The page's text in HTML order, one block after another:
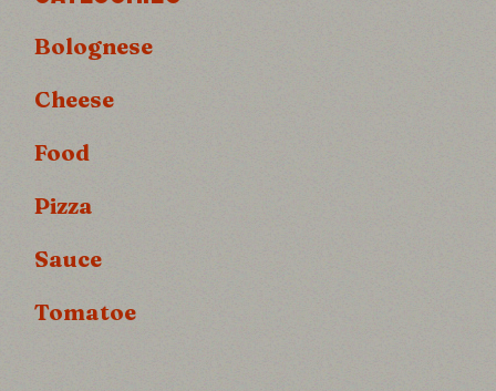
Bolognese
Cheese
Food
Pizza
Sauce
Tomatoe